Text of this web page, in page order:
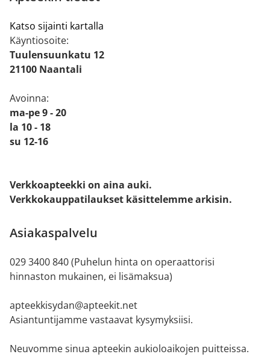
Katso sijainti kartalla
Käyntiosoite:
Tuulensuunkatu 12
21100 Naantali
Avoinna:
ma-pe 9 - 20
la 10 - 18
su 12-16
Verkkoapteekki on aina auki.
Verkkokauppatilaukset käsittelemme arkisin.
Asiakaspalvelu
029 3400 840 (Puhelun hinta on operaattorisi
hinnaston mukainen, ei lisämaksua)
apteekkisydan@apteekit.net
Asiantuntijamme vastaavat kysymyksiisi.
Neuvomme sinua apteekin aukioloaikojen puitteissa.